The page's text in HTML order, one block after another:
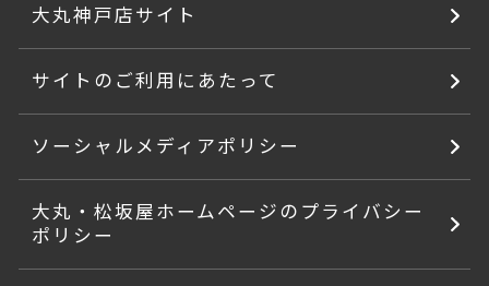
大丸神戸店サイト
サイトのご利用にあたって
ソーシャルメディアポリシー
大丸・松坂屋ホームページのプライバシー
ポリシー